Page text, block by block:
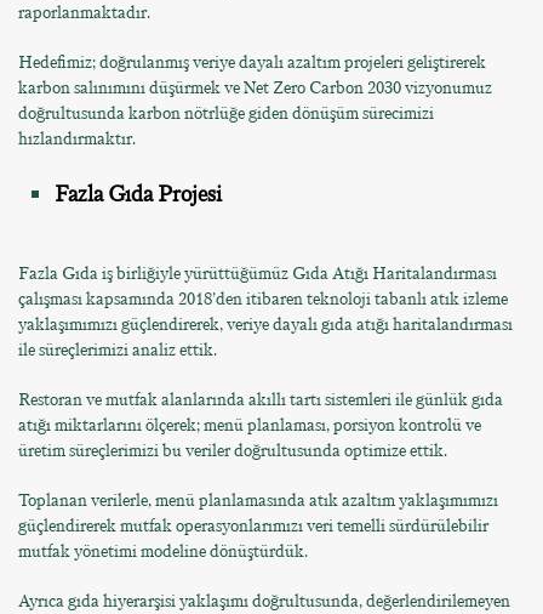
raporlanmaktadır.
Hedefimiz; doğrulanmış veriye dayalı azaltım projeleri geliştirerek
karbon salınımını düşürmek ve Net Zero Carbon 2030 vizyonumuz
doğrultusunda karbon nötrlüğe giden dönüşüm sürecimizi
hızlandırmaktır.
Fazla Gıda Projesi
Fazla Gıda iş birliğiyle yürüttüğümüz Gıda Atığı Haritalandırması
çalışması kapsamında 2018’den itibaren teknoloji tabanlı atık izleme
yaklaşımımızı güçlendirerek, veriye dayalı gıda atığı haritalandırması
ile süreçlerimizi analiz ettik.
Restoran ve mutfak alanlarında akıllı tartı sistemleri ile günlük gıda
atığı miktarlarını ölçerek; menü planlaması, porsiyon kontrolü ve
üretim süreçlerimizi bu veriler doğrultusunda optimize ettik.
Toplanan verilerle, menü planlamasında atık azaltım yaklaşımımızı
güçlendirerek mutfak operasyonlarımızı veri temelli sürdürülebilir
mutfak yönetimi modeline dönüştürdük.
Ayrıca gıda hiyerarşisi yaklaşımı doğrultusunda, değerlendirilemeyen